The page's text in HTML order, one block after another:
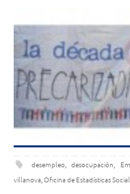
desempleo,desocupación,
villanova,Oficina de Estadísticas